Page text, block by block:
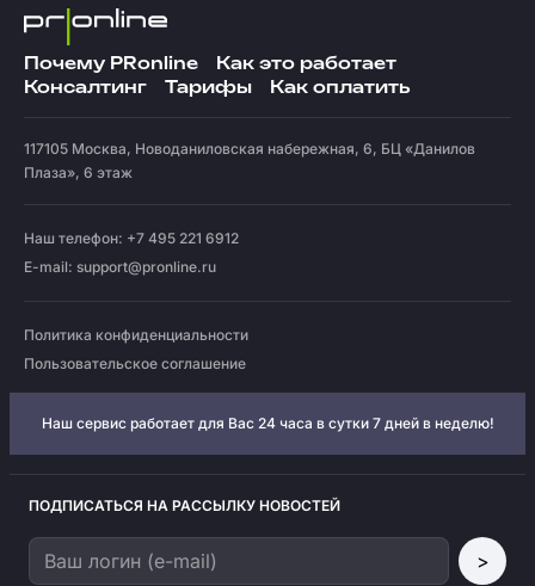
Почему PRonline
Как это работает
Консалтинг
Тарифы Как оплатить
117105 Москва, Новоданиловская набережная, 6, БЦ «Данилов
Плаза», 6 этаж
Наш телефон: +7 495 221 6912
E-mail: support@pronline.ru
Политика конфиденциальности
Пользовательское соглашение
Наш сервис работает для Вас 24 часа в сутки 7 дней в неделю!
ПОДПИСАТЬСЯ НА РАССЫЛКУ НОВОСТЕЙ